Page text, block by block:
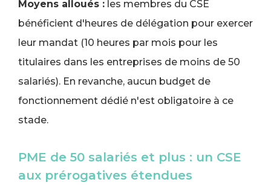
Moyens alloués : les membres du CSE
bénéficient d'heures de délégation pour exercer
leur mandat (10 heures par mois pour les
titulaires dans les entreprises de moins de 50
salariés). En revanche, aucun budget de
fonctionnement dédié n'est obligatoire à ce
stade.
PME de 50 salariés et plus : un CSE
aux prérogatives étendues